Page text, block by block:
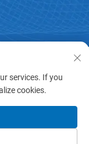
services. If you
cookies.